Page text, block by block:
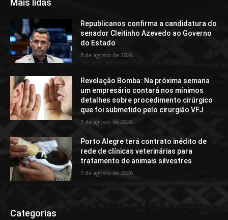
Mais lidas
Republicanos confirma a candidatura do
senador Cleitinho Azevedo ao Governo
do Estado
8 de agosto de 2026
Revelação Bomba: Na próxima semana
um empresário contará nos mínimos
detalhes sobre procedimento cirúrgico
que foi submetido pelo cirurgião VFJ
7 de agosto de 2026
Porto Alegre terá contrato inédito de
rede de clínicas veterinárias para
tratamento de animais silvestres
7 de agosto de 2026
Categorias